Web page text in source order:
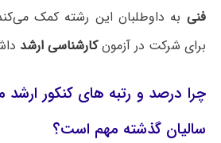
فنی به داوطلبان این رشته کمک
برای شرکت در آزمونکارشناسی ارشد
چرا درصد و رتبه های کنکور
سالیان گذشته مهم است؟